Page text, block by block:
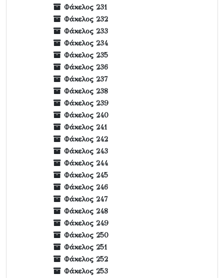
Φάκελος 231
Φάκελος 232
Φάκελος 233
Φάκελος 234
Φάκελος 235
Φάκελος 236
Φάκελος 237
Φάκελος 238
Φάκελος 239
Φάκελος 240
Φάκελος 241
Φάκελος 242
Φάκελος 243
Φάκελος 244
Φάκελος 245
Φάκελος 246
Φάκελος 247
Φάκελος 248
Φάκελος 249
Φάκελος 250
Φάκελος 251
Φάκελος 252
Φάκελος 253